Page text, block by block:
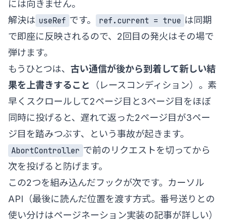
には向きません。
解決は useRef です。 ref.current = true は同期
で即座に反映されるので、2回目の発火はその場で
弾けます。
もうひとつは、 古い通信が後から到着して新しい結
果を上書きすること
（レースコンディション）。素
早くスクロールして2ページ目と3ページ目をほぼ
同時に投げると、遅れて返った2ページ目が3ペー
ジ目を踏みつぶす、という事故が起きます。
AbortController で前のリクエストを切ってから
次を投げると防げます。
この2つを組み込んだフックが次です。カーソル
API（最後に読んだ位置を渡す方式。番号送りとの
使い分けはページネーション実装の記事が詳しい）